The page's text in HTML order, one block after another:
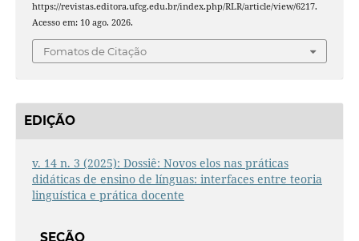
https://revistas.editora.ufcg.edu.br/index.php/RLR/article/view/6217.
Acesso em: 10 ago. 2026.
Fomatos de Citação
EDIÇÃO
v. 14 n. 3 (2025): Dossiê: Novos elos nas práticas
didáticas de ensino de línguas: interfaces entre teoria
linguística e prática docente
SEÇÃO